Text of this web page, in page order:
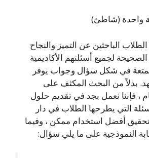
واحدة (شاطئ)
الباحثين عن التميز والنجاح
الصحيحة لجميع أسئلتهم الأكاديمية
في شكل سؤال وجواب يوفر
بدلاً من البحث المكثف على
، فإننا نعمل بجد في تقديم حلول
التي يطرحها الطلاب في دار
أفضل استخدام ممكن ، وفيما
النموذجية على ما يلي سؤال: